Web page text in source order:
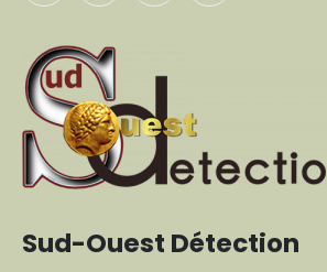
Sud-Ouest Détection